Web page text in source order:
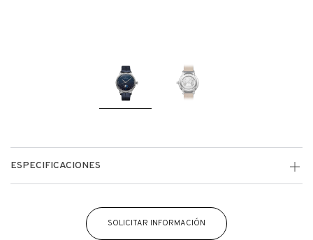
ESPECIFICACIONES
SOLICITAR INFORMACIÓN